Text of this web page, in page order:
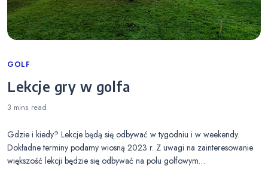
Categories
GOLF
Lekcje gry w golfa
3 mins read
Gdzie i kiedy? Lekcje będą się odbywać w tygodniu i w weekendy.
Dokładne terminy podamy wiosną 2023 r. Z uwagi na zainteresowanie
większość lekcji będzie się odbywać na polu golfowym…